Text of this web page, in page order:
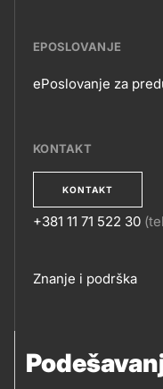
EPOSLOVANJE
ePoslovanje za
KONTAKT
KONTAKT
+381 11 71 522 30
Footer
Znanje i podrška